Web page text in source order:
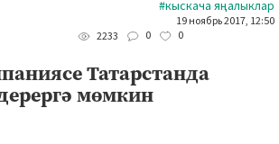
#кыскача яңалыклар
19 ноябрь 2017, 12:50
2233
0 0
Татарстанда
мөмкин